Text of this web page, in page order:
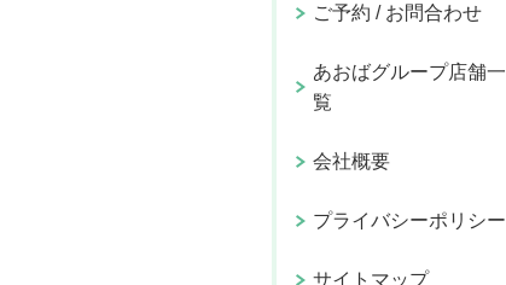
ご予約 / お問合わせ
あおばグループ店舗一
覧
会社概要
プライバシーポリシー
サイトマップ